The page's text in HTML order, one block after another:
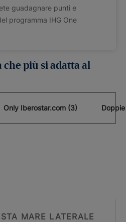
guadagnare punti e
programma IHG One
che più si adatta al
Only Iberostar.com (3)
MARE LATERALE